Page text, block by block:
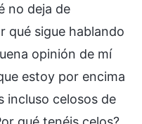
no deja de
qué sigue hablando
opinión de mí
estoy por encima
incluso celosos de